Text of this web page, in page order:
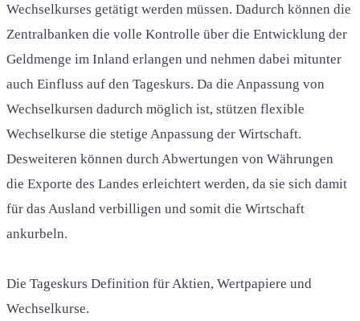
Wechselkurses getätigt werden müssen. Dadurch können die
Zentralbanken die volle Kontrolle über die Entwicklung der
Geldmenge im Inland erlangen und nehmen dabei mitunter
auch Einfluss auf den Tageskurs. Da die Anpassung von
Wechselkursen dadurch möglich ist, stützen flexible
Wechselkurse die stetige Anpassung der Wirtschaft.
Desweiteren können durch Abwertungen von Währungen
die Exporte des Landes erleichtert werden, da sie sich damit
für das Ausland verbilligen und somit die Wirtschaft
ankurbeln.
Die Tageskurs Definition für Aktien, Wertpapiere und
Wechselkurse.